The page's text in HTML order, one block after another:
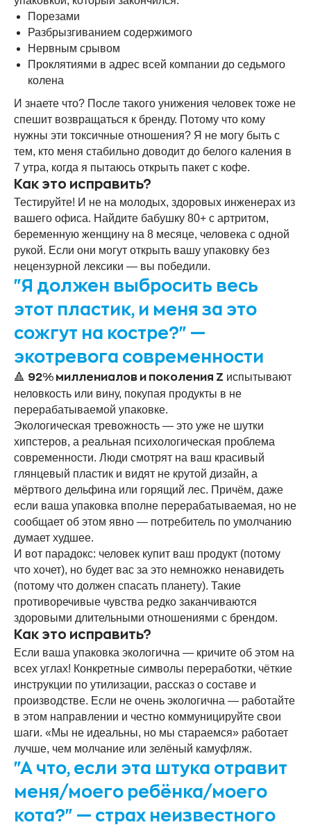
Порезами
Разбрызгиванием содержимого
Нервным срывом
Проклятиями в адрес всей компании до седьмого
колена
И знаете что? После такого унижения человек тоже не
спешит возвращаться к бренду. Потому что кому
нужны эти токсичные отношения? Я не могу быть с
тем, кто меня стабильно доводит до белого каления в
7 утра, когда я пытаюсь открыть пакет с кофе.
Как это исправить?
Тестируйте! И не на молодых, здоровых инженерах из
вашего офиса. Найдите бабушку 80+ с артритом,
беременную женщину на 8 месяце, человека с одной
рукой. Если они могут открыть вашу упаковку без
нецензурной лексики — вы победили.
"Я должен выбросить весь
этот пластик, и меня за это
сожгут на костре?" —
экотревога современности
🔺 92% миллениалов и поколения Z испытывают
неловкость или вину, покупая продукты в не
перерабатываемой упаковке.
Экологическая тревожность — это уже не шутки
хипстеров, а реальная психологическая проблема
современности. Люди смотрят на ваш красивый
глянцевый пластик и видят не крутой дизайн, а
мёртвого дельфина или горящий лес. Причём, даже
если ваша упаковка вполне перерабатываемая, но не
сообщает об этом явно — потребитель по умолчанию
думает худшее.
И вот парадокс: человек купит ваш продукт (потому
что хочет), но будет вас за это немножко ненавидеть
(потому что должен спасать планету). Такие
противоречивые чувства редко заканчиваются
здоровыми длительными отношениями с брендом.
Как это исправить?
Если ваша упаковка экологична — кричите об этом на
всех углах! Конкретные символы переработки, чёткие
инструкции по утилизации, рассказ о составе и
производстве. Если не очень экологична — работайте
в этом направлении и честно коммуницируйте свои
шаги. «Мы не идеальны, но мы стараемся» работает
лучше, чем молчание или зелёный камуфляж.
"А что, если эта штука отравит
меня/моего ребёнка/моего
кота?" — страх неизвестного